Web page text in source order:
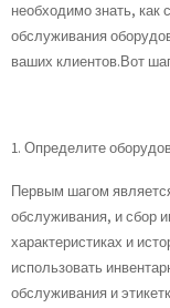
необходимо знать, как
обслуживания
ваших клиентов.Вот
1. Определите
Первым шагом
обслуживания, и сбор
характеристиках и
использовать
обслуживания и